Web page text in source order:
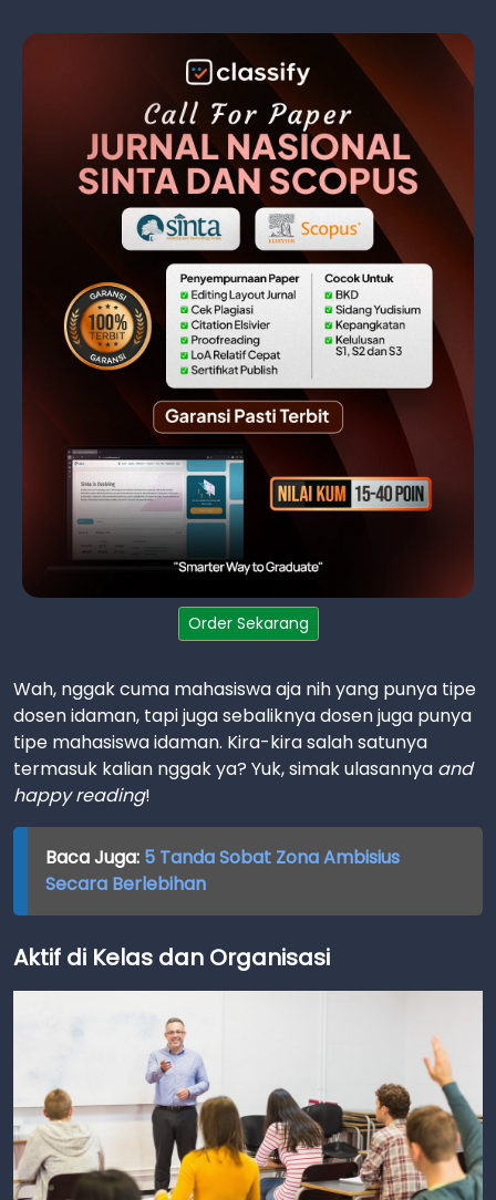
Order Sekarang
Wah, nggak cuma mahasiswa aja nih yang punya tipe
dosen idaman, tapi juga sebaliknya dosen juga punya
tipe mahasiswa idaman. Kira-kira salah satunya
termasuk kalian nggak ya? Yuk, simak ulasannya and
happy reading!
Baca Juga: 5 Tanda Sobat Zona Ambisius
Secara Berlebihan
Aktif di Kelas dan Organisasi